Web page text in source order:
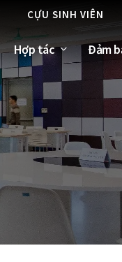
CỰU SINH VIÊN
Hợp tác Đảm